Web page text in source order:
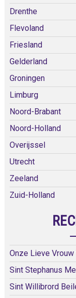
Drenthe
Flevoland
Friesland
Gelderland
Groningen
Limburg
Noord-Brabant
Noord-Holland
Overijssel
Utrecht
Zeeland
Zuid-Holland
Onze Lieve
Sint Stephanus
Sint Willibrord